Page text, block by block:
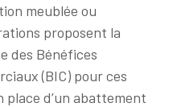
meublée ou
proposent la
des Bénéfices
(BIC) pour ces
place d’un abattement